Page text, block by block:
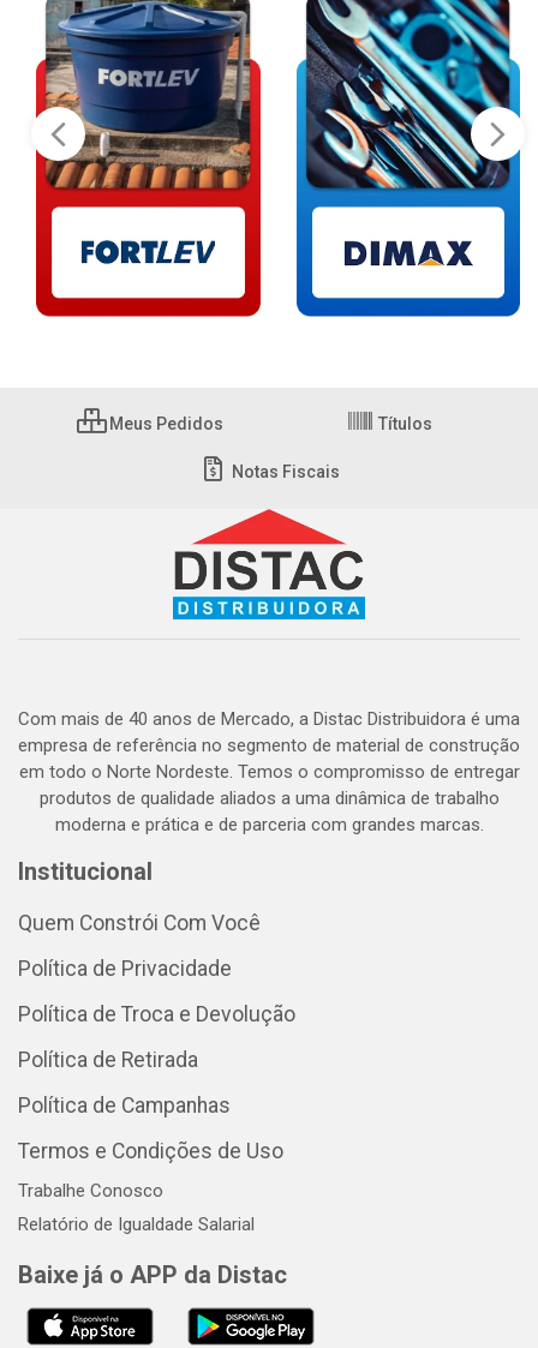
Meus Pedidos Títulos
Notas Fiscais
Com mais de 40 anos de Mercado, a Distac Distribuidora é uma
empresa de referência no segmento de material de construção
em todo o Norte Nordeste. Temos o compromisso de entregar
produtos de qualidade aliados a uma dinâmica de trabalho
moderna e prática e de parceria com grandes marcas.
Institucional
Quem Constrói Com Você
Política de Privacidade
Política de Troca e Devolução
Política de Retirada
Política de Campanhas
Termos e Condições de Uso
Trabalhe Conosco
Relatório de Igualdade Salarial
Baixe já o APP da Distac